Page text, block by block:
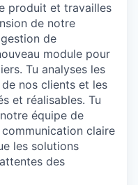
produit et travailles
de notre
de
module pour
Tu analyses les
nos clients et les
et réalisables. Tu
équipe de
claire
les solutions
des